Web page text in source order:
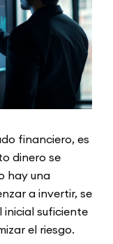
financiero, es
dinero se
hay una
a invertir, se
suficiente
el riesgo.